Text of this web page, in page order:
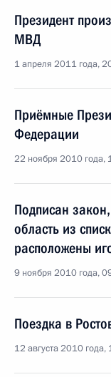
Президент
МВД
1 апреля 2011 года,
Приёмные
Федерации
22 ноября 2010 года,
Подписан
область из
расположены
9 ноября 2010 года,
Поездка в
12 августа 2010 года,